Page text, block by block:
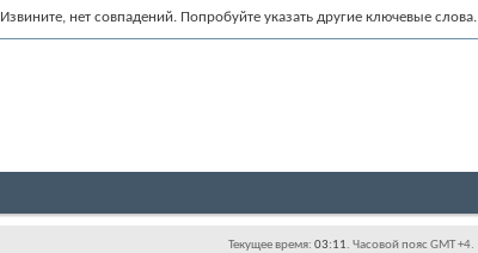
Извините, нет совпадений. Попробуйте указать другие ключевые слова.
Текущее время: 03:11. Часовой пояс GMT +4.